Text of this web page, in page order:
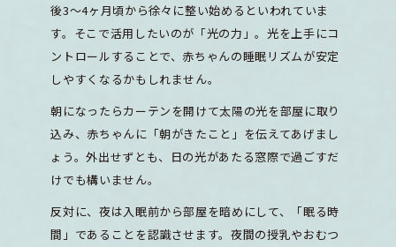
後3〜4ヶ月頃から徐々に整い始めるといわれていま
す。そこで活用したいのが「光の力」。光を上手にコ
ントロールすることで、赤ちゃんの睡眠リズムが安定
しやすくなるかもしれません。
朝になったらカーテンを開けて太陽の光を部屋に取り
込み、赤ちゃんに「朝がきたこと」を伝えてあげまし
ょう。外出せずとも、日の光があたる窓際で過ごすだ
けでも構いません。
反対に、夜は入眠前から部屋を暗めにして、「眠る時
間」であることを認識させます。夜間の授乳やおむつ